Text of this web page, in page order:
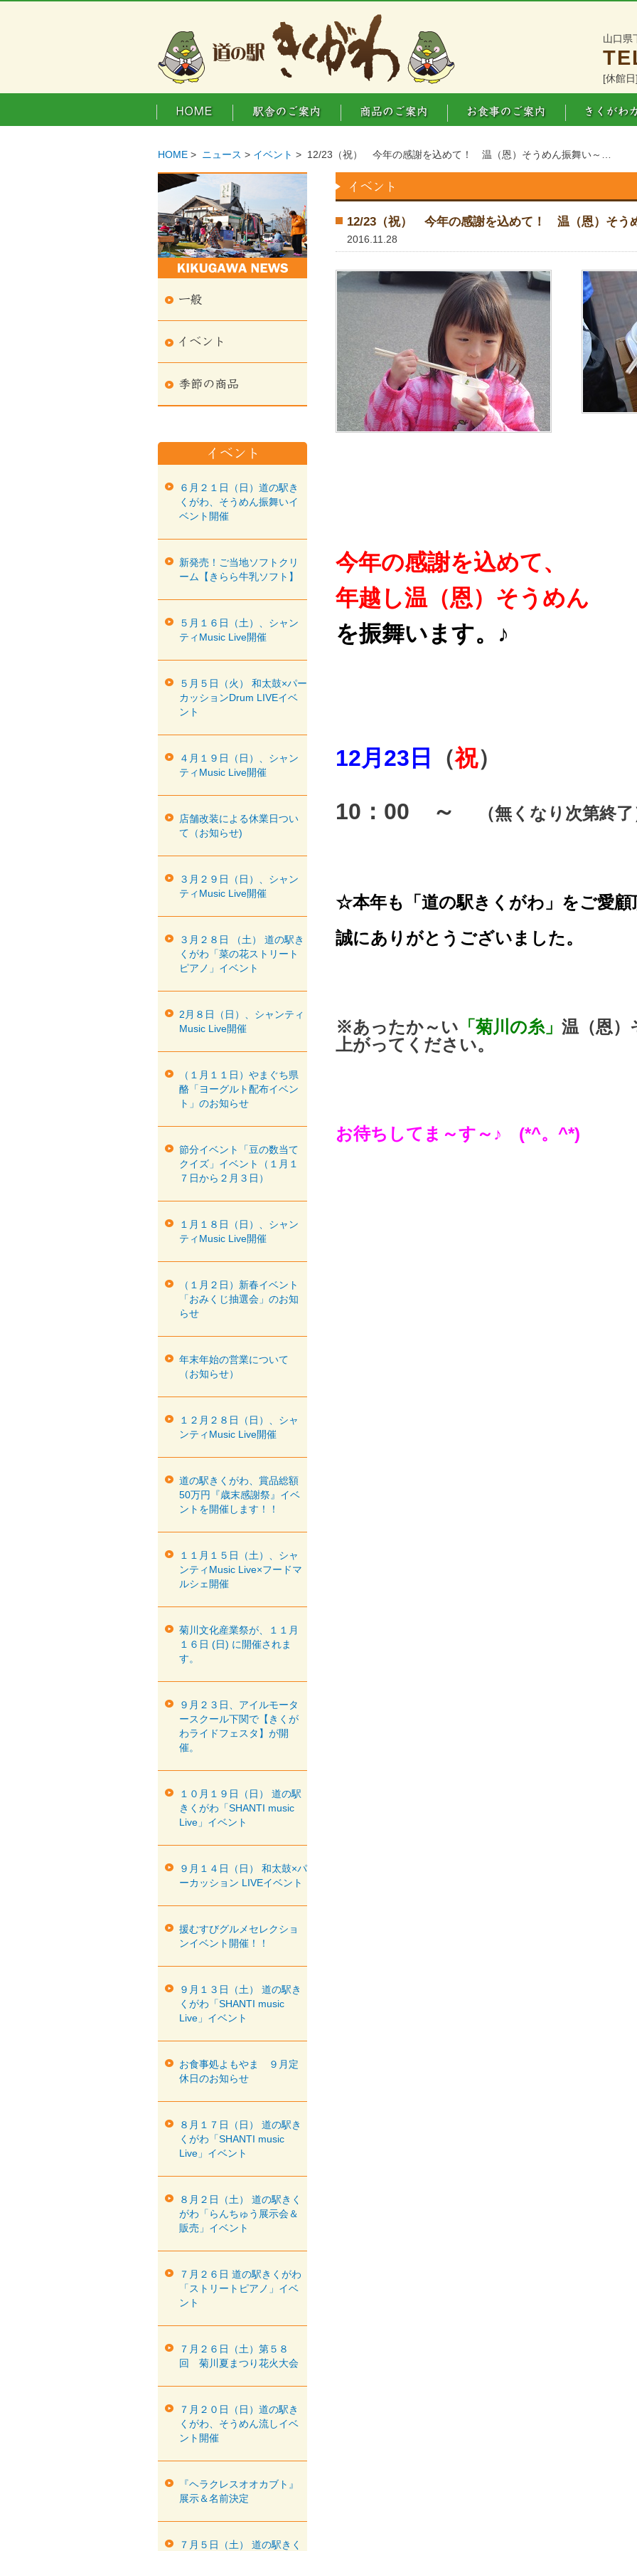
山口県
[休館
HOME > ニュース > イベント > 12/23（祝） 今年の感謝を込めて！ 温（恩）そうめん振舞い～…
12/23（祝） 今年の感謝を込めて！ 温（恩）そう
2016.11.28
今年の感謝を込めて、
年越し温（恩）そうめん
を振舞います。♪
12月23日 （祝）
10：00 ～ （無くなり次第終了
☆本年も「道の駅きくがわ」をご愛顧
誠にありがとうございました。
※あったか～い 「菊川の糸」 温（恩）
上がってください。
お待ちしてま～す～♪ (*^。^*)
６月２１日（日）道の駅き
くがわ、そうめん振舞いイ
ベント開催
新発売！ご当地ソフトクリ
ーム【きらら牛乳ソフト】
５月１６日（土）、シャン
ティMusic Live開催
５月５日（火） 和太鼓×パー
カッションDrum LIVEイベ
ント
４月１９日（日）、シャン
ティMusic Live開催
店舗改装による休業日つい
て（お知らせ)
３月２９日（日）、シャン
ティMusic Live開催
３月２８日 （土） 道の駅き
くがわ「菜の花ストリート
ピアノ」イベント
2月８日（日）、シャンティ
Music Live開催
（１月１１日）やまぐち県
酪「ヨーグルト配布イベン
ト」のお知らせ
節分イベント「豆の数当て
クイズ」イベント（１月１
７日から２月３日）
１月１８日（日）、シャン
ティMusic Live開催
（１月２日）新春イベント
「おみくじ抽選会」のお知
らせ
年末年始の営業について
（お知らせ）
１２月２８日（日）、シャ
ンティMusic Live開催
道の駅きくがわ、賞品総額
50万円『歳末感謝祭』イベ
ントを開催します！！
１１月１５日（土）、シャ
ンティMusic Live×フードマ
ルシェ開催
菊川文化産業祭が、１１月
１６日 (日) に開催されま
す。
９月２３日、アイルモータ
ースクール下関で【きくが
わライドフェスタ】が開
催。
１０月１９日（日） 道の駅
きくがわ「SHANTI music
Live」イベント
９月１４日（日） 和太鼓×パ
ーカッション LIVEイベント
援むすびグルメセレクショ
ンイベント開催！！
９月１３日（土） 道の駅き
くがわ「SHANTI music
Live」イベント
お食事処よもやま ９月定
休日のお知らせ
８月１７日（日） 道の駅き
くがわ「SHANTI music
Live」イベント
８月２日（土） 道の駅きく
がわ「らんちゅう展示会＆
販売」イベント
７月２６日 道の駅きくがわ
「ストリートピアノ」イベ
ント
７月２６日（土）第５８
回 菊川夏まつり花火大会
７月２０日（日）道の駅き
くがわ、そうめん流しイベ
ント開催
『ヘラクレスオオカブト』
展示＆名前決定
７月５日（土） 道の駅きく